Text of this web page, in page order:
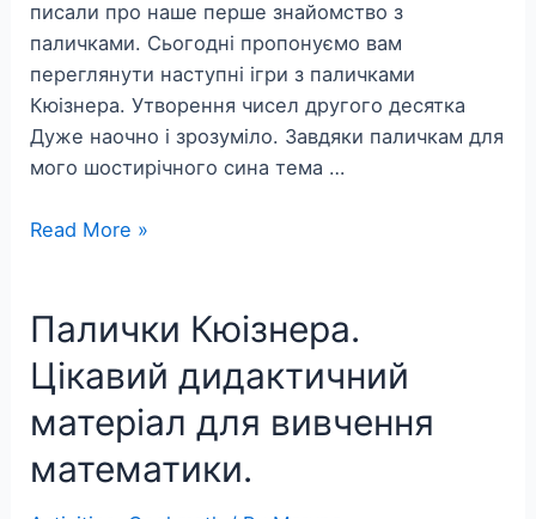
писали про наше перше знайомство з
паличками. Сьогодні пропонуємо вам
переглянути наступні ігри з паличками
Кюізнера. Утворення чисел другого десятка
Дуже наочно і зрозуміло. Завдяки паличкам для
мого шостирічного сина тема …
Ігри
Кюізнера
Read More »
Палички Кюізнера.
Цікавий дидактичний
матеріал для вивчення
математики.